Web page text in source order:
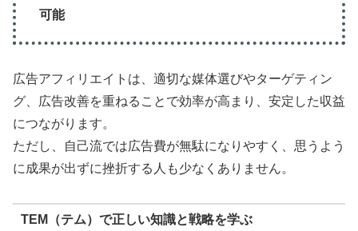
可能
広告アフィリエイトは、適切な媒体選びやターゲティン
グ、広告改善を重ねることで効率が高まり、安定した収益
につながります。
ただし、自己流では広告費が無駄になりやすく、思うよう
に成果が出ずに挫折する人も少なくありません。
TEM（テム）で正しい知識と戦略を学ぶ